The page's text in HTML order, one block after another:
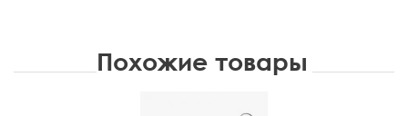
Похожие товары